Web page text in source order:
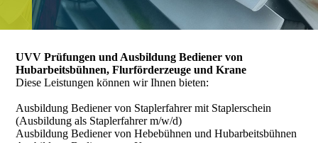
UVV Prüfungen und Ausbildung Bediener von
Hubarbeitsbühnen, Flurförderzeuge und Krane
Diese Leistungen können wir Ihnen bieten:
Ausbildung Bediener von Staplerfahrer mit Staplerschein
(Ausbildung als Staplerfahrer m/w/d)
Ausbildung Bediener von Hebebühnen und Hubarbeitsbühnen